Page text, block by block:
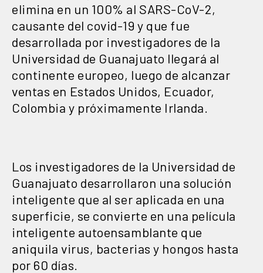
elimina en un 100% al SARS-CoV-2,
causante del covid-19 y que fue
desarrollada por investigadores de la
Universidad de Guanajuato llegará al
continente europeo, luego de alcanzar
ventas en Estados Unidos, Ecuador,
Colombia y próximamente Irlanda.
Los investigadores de la Universidad de
Guanajuato desarrollaron una solución
inteligente que al ser aplicada en una
superficie, se convierte en una película
inteligente autoensamblante que
aniquila virus, bacterias y hongos hasta
por 60 días.